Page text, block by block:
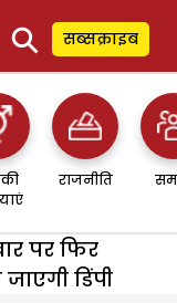
⚲ सब्सक्राइब
राजनीति
पर फिर
डिंपी